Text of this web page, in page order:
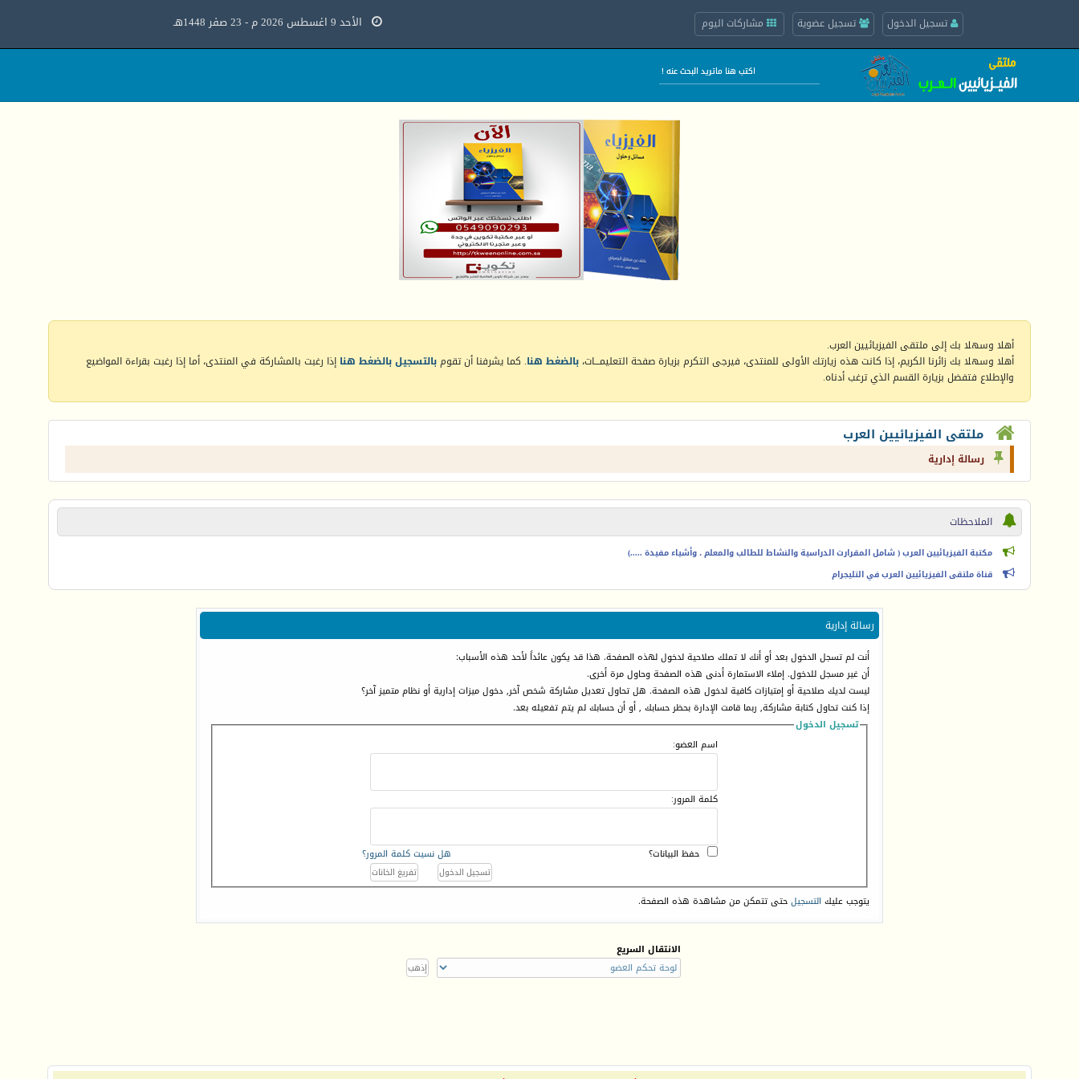
تسجيل الدخول تسجيل عضوية مشاركات اليوم الأحد 9 اغسطس 2026 م - 23 صفر 1448هـ
أهلا وسهلا بك إلى ملتقى الفيزيائيين العرب.
أهلا وسهلا بك زائرنا الكريم، إذا كانت هذه زيارتك الأولى للمنتدى، فيرجى التكرم بزيارة صفحة التعليمـــات، بالضغط هنا. كما يشرفنا أن تقومبالتسجيل بالضغط هنا إذا رغبت بالمشاركة في المنتدى، أما إذا رغبت بقراءة المواضيع
والإطلاع فتفضل بزيارة القسم الذي ترغب أدناه.
ملتقى الفيزيائيين العرب
رسالة إدارية
الملاحظات
مكتبة الفيزيائيين العرب ( شامل المقرارت الدراسية والنشاط للطالب والمعلم ، وأشياء مفيدة .....)
قناة ملتقى الفيزيائيين العرب في التليجرام
رسالة إدارية
أنت لم تسجل الدخول بعد أو أنك لا تملك صلاحية لدخول لهذه الصفحة. هذا قد يكون عائداً لأحد هذه الأسباب:
أن غير مسجل للدخول. إملاء الاستمارة أدنى هذه الصفحة وحاول مرة أخرى.
ليست لديك صلاحية أو إمتيازات كافية لدخول هذه الصفحة. هل تحاول تعديل مشاركة شخص آخر, دخول ميزات إدارية أو نظام متميز آخر؟
إذا كنت تحاول كتابة مشاركة, ربما قامت الإدارة بحظر حسابك , أو أن حسابك لم يتم تفعيله بعد.
تسجيل الدخول
اسم العضو:
كلمة المرور:
هل نسيت كلمة المرور؟ حفظ البيانات؟
يتوجب عليك التسجيلحتى تتمكن من مشاهدة هذه الصفحة.
الانتقال السريع